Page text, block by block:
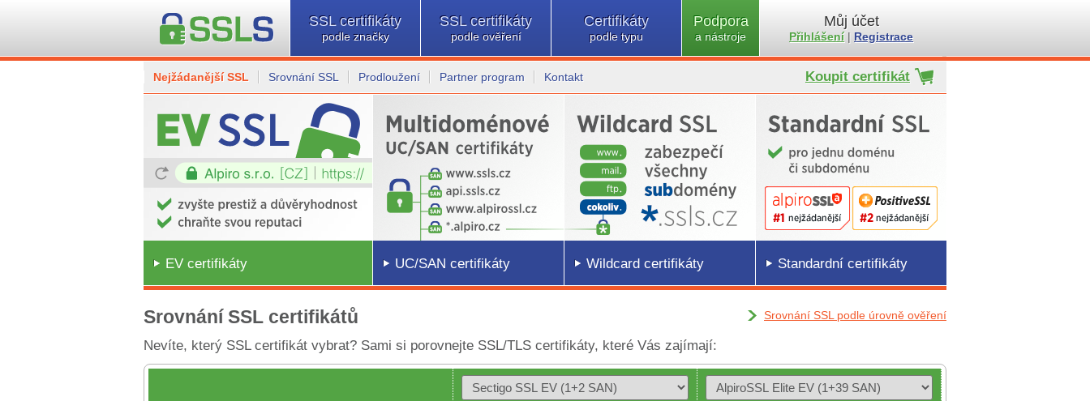
SSL certifikáty
podle značky
SSL certifikáty
podle ověření
Certifikáty
podle typu
Podpora
a nástroje
Můj účet
Přihlášení| Registrace
Nejžádanější SSL Srovnání SSL Prodloužení Partner program Kontakt Koupit certifikát
EV certifikáty UC/SAN certifikáty Wildcard certifikáty Standardní certifikáty
Srovnání SSL certifikátů Srovnání SSL podle úrovně ověření
Nevíte, který SSL certifikát vybrat? Sami si porovnejte SSL/TLS certifikáty, které Vás zajímají: